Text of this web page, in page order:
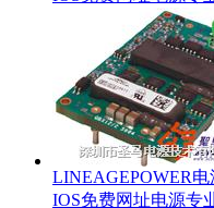
LINEAGEPOWER
IOS免费网址电源专